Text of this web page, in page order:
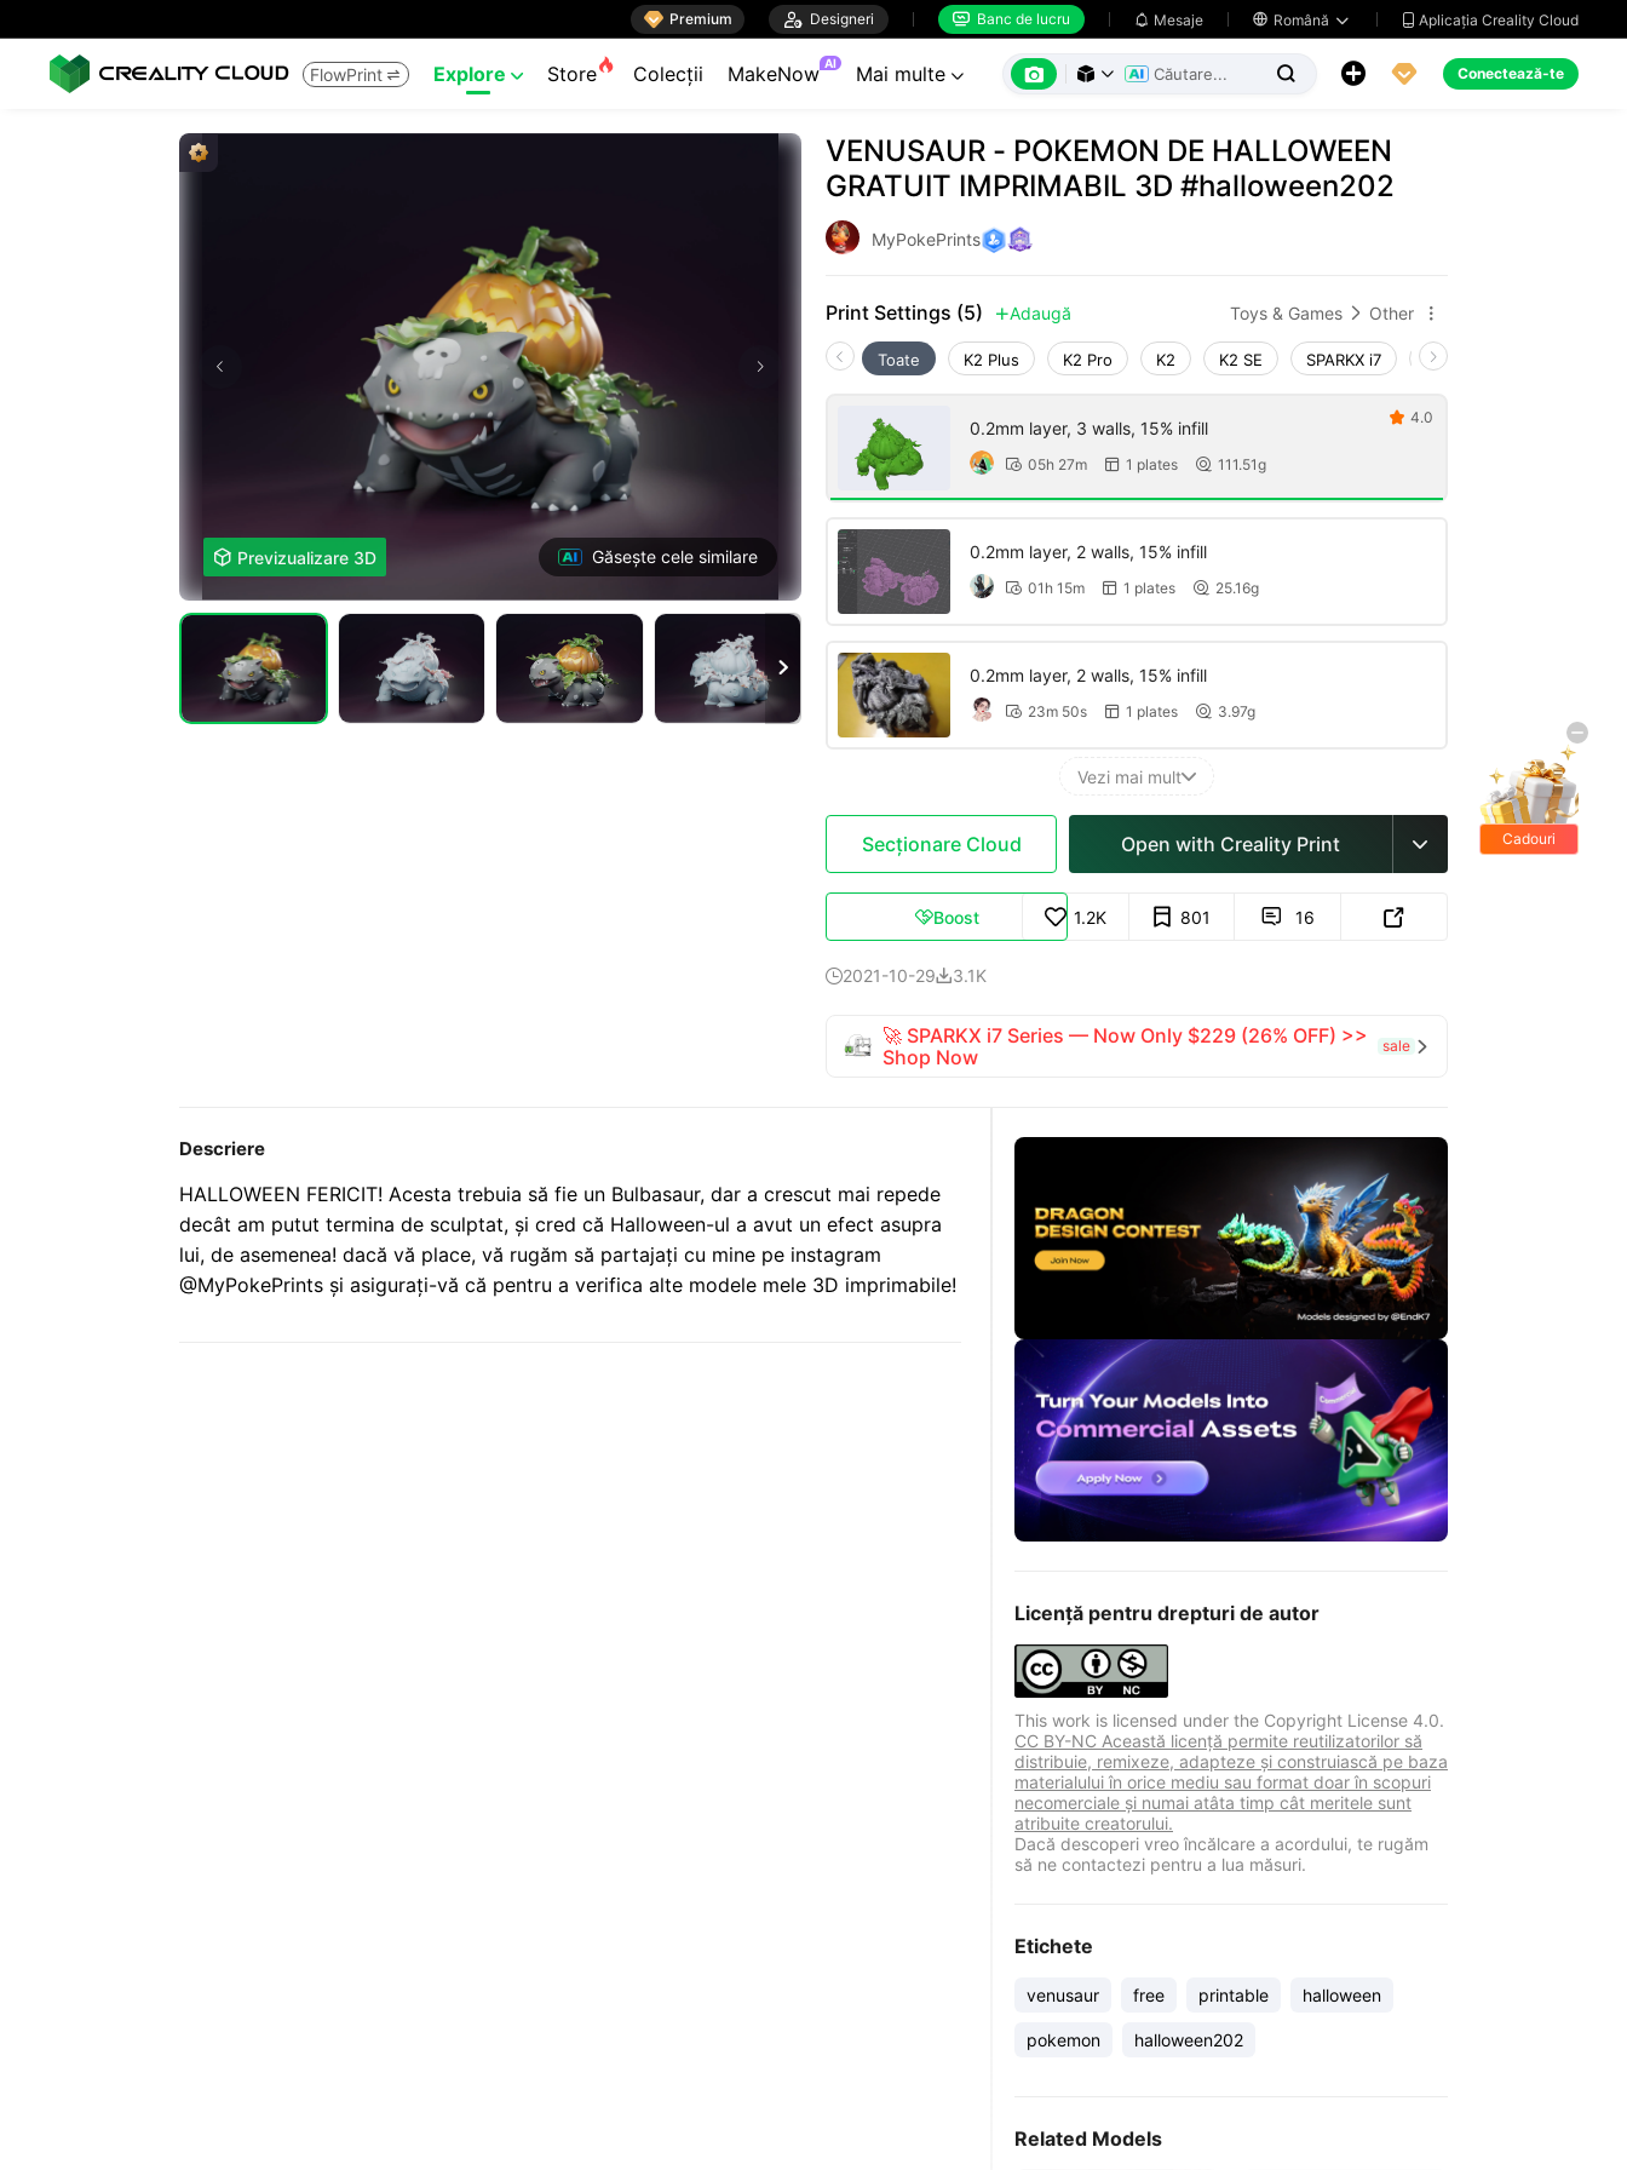
 Premium  Designeri  Banc de lucru  Mesaje  Română   Aplicația Creality Cloud
FlowPrint  Explore  Store Colecții MakeNow AI Mai multe        Conectează-te
 Previzualizare 3D Găsește cele similare

VENUSAUR - POKEMON DE HALLOWEEN
GRATUIT IMPRIMABIL 3D #halloween202
MyPokePrints
Print Settings (5) Adaugă Toys & Games  Other 
Toate K2 Plus K2 Pro K2 K2 SE SPARKX i7 Creality Hi
0.2mm layer, 3 walls, 15% infill
 05h 27m  1 plates  111.51g
 4.0
0.2mm layer, 2 walls, 15% infill
 01h 15m  1 plates  25.16g
0.2mm layer, 2 walls, 15% infill
 23m 50s  1 plates  3.97g
Vezi mai mult
Secționare Cloud Open with Creality Print 
Boost 1.2K 801  16 
2021-10-293.1K
🚀 SPARKX i7 Series — Now Only $229 (26% OFF) >>
Shop Now
sale 
Descriere
HALLOWEEN FERICIT! Acesta trebuia să fie un Bulbasaur, dar a crescut mai repede
decât am putut termina de sculptat, și cred că Halloween-ul a avut un efect asupra
lui, de asemenea! dacă vă place, vă rugăm să partajați cu mine pe instagram
@MyPokePrints și asigurați-vă că pentru a verifica alte modele mele 3D imprimabile!
Licență pentru drepturi de autor
This work is licensed under the Copyright License 4.0.
CC BY-NC Această licență permite reutilizatorilor să
distribuie, remixeze, adapteze și construiască pe baza
materialului în orice mediu sau format doar în scopuri
necomerciale și numai atâta timp cât meritele sunt
atribuite creatorului.
Dacă descoperi vreo încălcare a acordului, te rugăm
să ne contactezi pentru a lua măsuri.
Etichete
venusaur free printable halloween
pokemon halloween202
Related Models
Cadouri